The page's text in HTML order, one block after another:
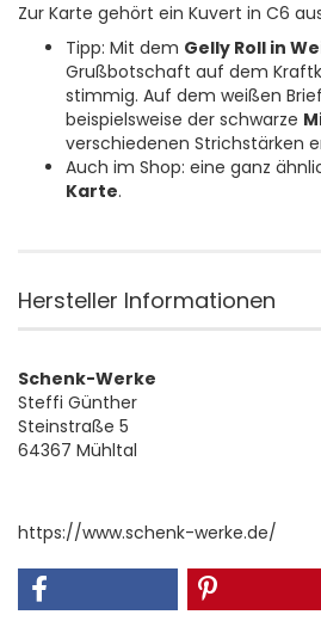
Zur Karte gehört ein Kuvert in C6
Tipp: Mit dem Gelly Roll in
Grußbotschaft auf dem
stimmig. Auf dem weißen
beispielsweise der schwarze
verschiedenen Strichstärken
Auch im Shop: eine ganz
Karte.
Hersteller Informationen
Schenk-Werke
Steffi Günther
Steinstraße 5
64367 Mühltal
https://www.schenk-werke.de/